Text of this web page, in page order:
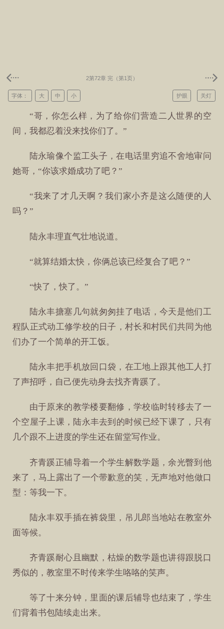
2第72章 完（第1页）
关灯
护眼
字体： 大 中 小
“哥，你怎么样，为了给你们营造二人世界的空
间，我都忍着没来找你们了。”
陆永瑜像个监工头子，在电话里穷追不舍地审问
她哥，“你该求婚成功了吧？”
“我来了才几天啊？我们家小齐是这么随便的人
吗？”
陆永丰理直气壮地说道。
“就算结婚太快，你俩总该已经复合了吧？”
“快了，快了。”
陆永丰搪塞几句就匆匆挂了电话，今天是他们工
程队正式动工修学校的日子，村长和村民们共同为他
们办了一个简单的开工饭。
陆永丰把手机放回口袋，在工地上跟其他工人打
了声招呼，自己便先动身去找齐青蹊了。
由于原来的教学楼要翻修，学校临时转移去了一
个空屋子上课，陆永丰去到的时候已经下课了，只有
几个跟不上进度的学生还在留堂写作业。
齐青蹊正辅导着一个学生解数学题，余光瞥到他
来了，马上露出了一个带歉意的笑，无声地对他做口
型：等我一下。
陆永丰双手插在裤袋里，吊儿郎当地站在教室外
面等候。
齐青蹊耐心且幽默，枯燥的数学题也讲得跟脱口
秀似的，教室里不时传来学生咯咯的笑声。
等了十来分钟，里面的课后辅导也结束了，学生
们背着书包陆续走出来。